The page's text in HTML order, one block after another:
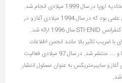
اروپا با پشتیبانی پروژه EICSTES اتحادیه اروپا در سال 1999 میلادی انجام شد.
این تلاش ها دنبال کننده تحقیقاتی علمی بود که در سال 1994 میلادی آغاز و در
کنفرانس ISSI سال 1995 میلادی و کنفرانس STI-ENID سال 1996 ارائه شد.
های با ضریب تاثیر بالا مانند انجمن اطلاعات
علمی و فناوری ایالات متحده آمریکا و … منتشر شد. در سال 97 میلادی فعالیت
آغاز و سایبرمتریکس به عنوان مسئول انتشار
شد.